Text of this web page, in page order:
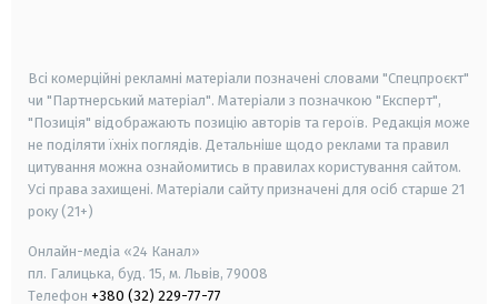
Всі комерційні рекламні матеріали позначені словами "Спецпроєкт"
чи "Партнерський матеріал". Матеріали з позначкою "Експерт",
"Позиція" відображають позицію авторів та героїв. Редакція може
не поділяти їхніх поглядів. Детальніше щодо реклами та правил
цитування можна ознайомитись в правилах користування сайтом.
Усі права захищені. Матеріали сайту призначені для осіб старше 21
року (21+)
Онлайн-медіа «24 Канал»
пл. Галицька, буд. 15, м. Львів, 79008
Телефон +380 (32) 229-77-77